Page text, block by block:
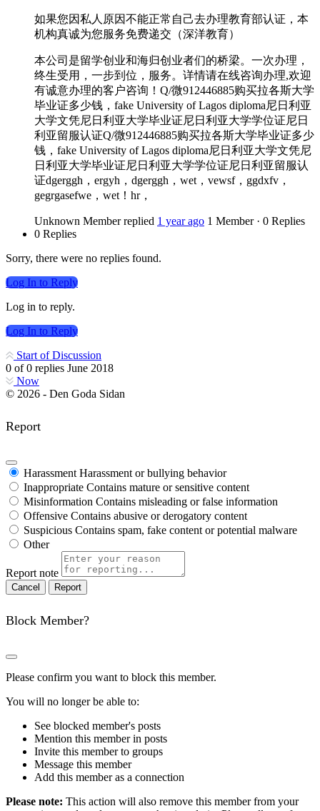
如果您因私人原因不能正常自己去办理教育部认证，本
机构真诚为您服务免费递交（深洋教育）
本公司是留学创业和海归创业者们的桥梁。一次办理，
终生受用，一步到位，服务。详情请在线咨询办理,欢迎
有诚意办理的客户咨询！Q/微912446885购买拉各斯大学
毕业证多少钱，fake University of Lagos diploma尼日利亚
大学文凭尼日利亚大学毕业证尼日利亚大学学位证尼日
利亚留服认证Q/微912446885购买拉各斯大学毕业证多少
钱，fake University of Lagos diploma尼日利亚大学文凭尼
日利亚大学毕业证尼日利亚大学学位证尼日利亚留服认
证dgerggh，ergyh，dgerggh，wet，vewsf，ggdxfv，
gegrgasefwe，wet！hr，
Unknown Member replied 1 year ago 1 Member · 0 Replies
0 Replies
Sorry, there were no replies found.
Log In to Reply
Log in to reply.
Log In to Reply
Start of Discussion
0 of0 replies June 2018
Now
© 2026 - Den Goda Sidan
Report
Harassment Harassment or bullying behavior
Inappropriate Contains mature or sensitive content
Misinformation Contains misleading or false information
Offensive Contains abusive or derogatory content
Suspicious Contains spam, fake content or potential malware
Other
Report note
Report
Block Member?
Please confirm you want to block this member.
You will no longer be able to:
See blocked member's posts
Mention this member in posts
Invite this member to groups
Message this member
Add this member as a connection
Please note: This action will also remove this member from your